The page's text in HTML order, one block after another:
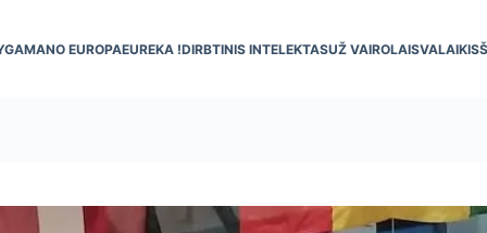
MANO EUROPAEUREKA !DIRBTINIS INTELEKTASUŽ VAIROLAISVALAIKIS